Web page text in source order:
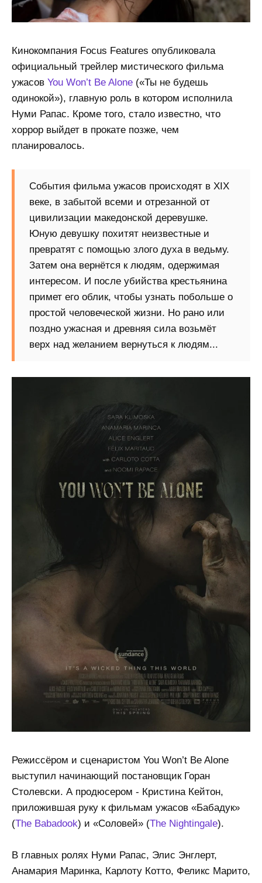
Кинокомпания Focus Features опубликовала
официальный трейлер мистического фильма
ужасов You Won’t Be Alone («Ты не будешь
одинокой»), главную роль в котором исполнила
Нуми Рапас. Кроме того, стало известно, что
хоррор выйдет в прокате позже, чем
планировалось.
События фильма ужасов происходят в XIX
веке, в забытой всеми и отрезанной от
цивилизации македонской деревушке.
Юную девушку похитят неизвестные и
превратят с помощью злого духа в ведьму.
Затем она вернётся к людям, одержимая
интересом. И после убийства крестьянина
примет его облик, чтобы узнать побольше о
простой человеческой жизни. Но рано или
поздно ужасная и древняя сила возьмёт
верх над желанием вернуться к людям...
Режиссёром и сценаристом You Won’t Be Alone
выступил начинающий постановщик Горан
Столевски. А продюсером - Кристина Кейтон,
приложившая руку к фильмам ужасов «Бабадук»
(The Babadook) и «Соловей» (The Nightingale).
В главных ролях Нуми Рапас, Элис Энглерт,
Анамария Маринка, Карлоту Котто, Феликс Марито,